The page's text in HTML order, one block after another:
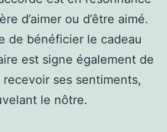
d’aimer ou d’être aimé.
de bénéficier le cadeau
est signe également de
ses sentiments,
le nôtre.